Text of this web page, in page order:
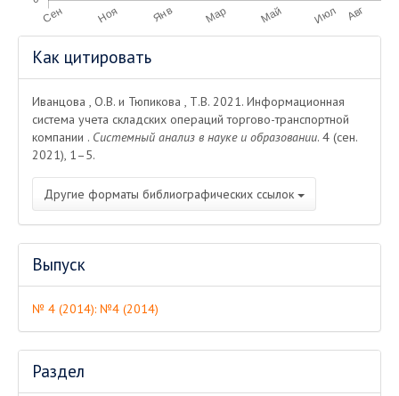
Информация
о статье
Как цитировать
Иванцова , О.В. и Тюпикова , Т.В. 2021. Информационная
система учета складских операций торгово-транспортной
компании . Системный анализ в науке и образовании. 4 (сен.
2021), 1–5.
Другие форматы библиографических ссылок
Выпуск
№ 4 (2014): №4 (2014)
Раздел